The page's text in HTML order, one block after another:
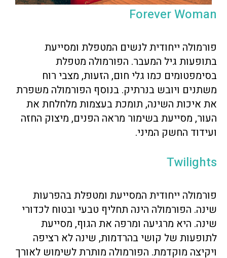
Forever Woman
פורמולה ייחודית לנשים המטפלת ומסייעת
בתופעות גיל המעבר. הפורמולה מטפלת
בסימפטומים כמו גלי חום, הזעות, מצבי רוח
משתנים ויובש בנרתיק. בנוסף הפורמולה משפרת
את איכות השינה, תומכת בעצמות מלחלחת את
העור, מסייעת בשימור מראה הפנים, מיצוק החזה
ועידוד החשק המיני.
Twilights
פורמולה ייחודית המסייעת ומטפלת בהפרעות
שינה. הפורמולה הינה תחליף טבעי ובטוח לכדורי
שינה. היא מרגיעה ומרפה את הגוף, מסייעת
לתופעות של קושי בהרדמות, שינה לא רציפה
ויקיצה מוקדמת. הפורמולה מותרת לשימוש לאורך